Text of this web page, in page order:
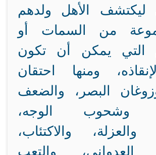
ليكتشف الأهل ولدهم
من السمات أو
التي يمكن أن تكون
ومنها احتقان
البصر، والضعف
وشحوب الوجه،
والعزلة، والاكتئاب،
العدواني، والتعب